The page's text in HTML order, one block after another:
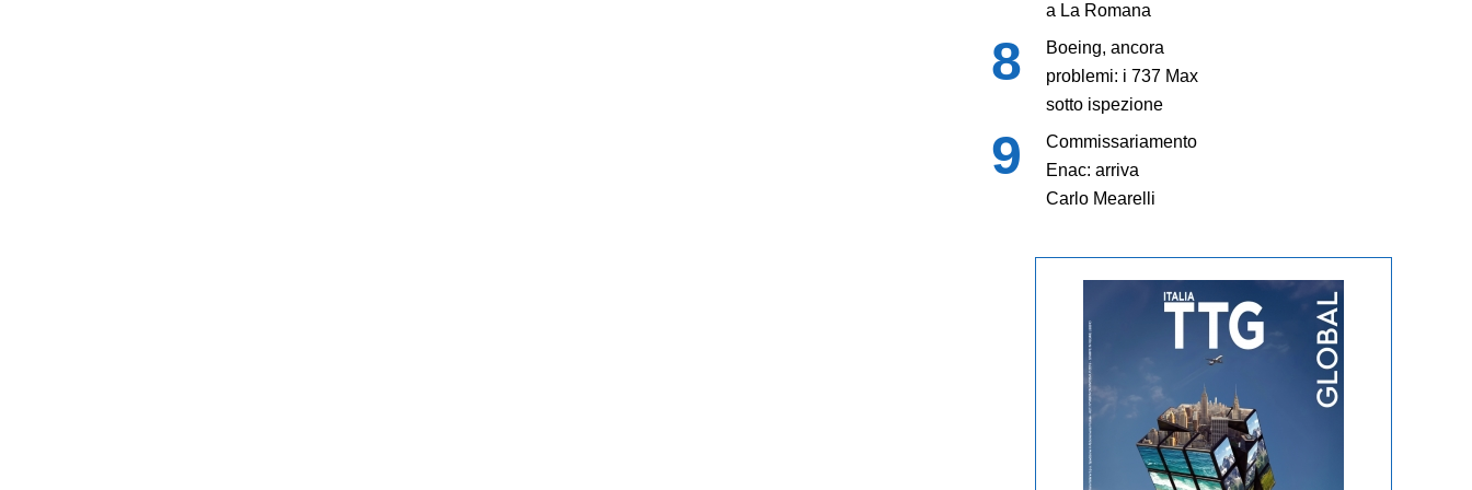
a La Romana
Boeing, ancora
problemi: i 737 Max
sotto ispezione
Commissariamento
Enac: arriva
Carlo Mearelli